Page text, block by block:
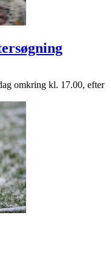
omkring kl. 17.00, efter